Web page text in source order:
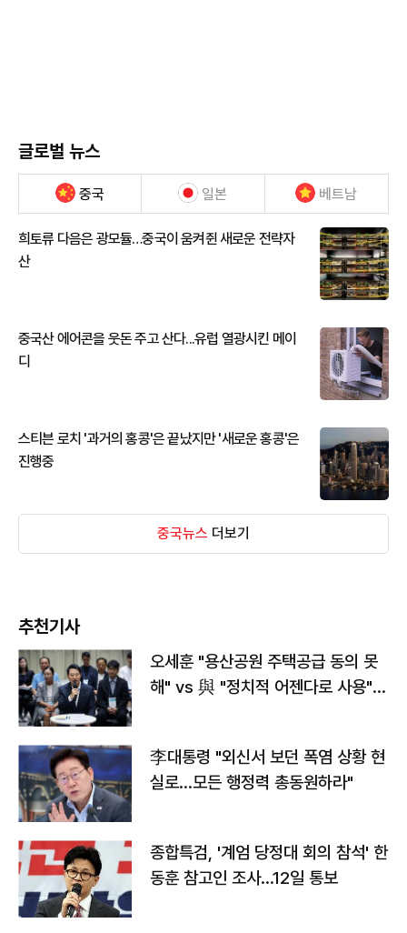
글로벌 뉴스
중국 일본 베트남
희토류 다음은 광모듈…중국이 움켜쥔 새로운 전략자
산
중국산 에어콘을 웃돈 주고 산다...유럽 열광시킨 메이
디
스티븐 로치 '과거의 홍콩'은 끝났지만 '새로운 홍콩'은
진행중
중국뉴스 더보기
추천기사
오세훈 "용산공원 주택공급 동의 못
해" vs 與 "정치적 어젠다로 사용"
李대통령 "외신서 보던 폭염 상황 현
실로…모든 행정력 총동원하라"
종합특검, '계엄 당정대 회의 참석' 한
동훈 참고인 조사...12일 통보